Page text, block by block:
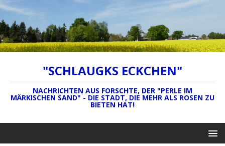
"SCHLAUGKS ECKCHEN"
NACHRICHTEN AUS FORSCHTE, DER "PERLE IM
MÄRKISCHEN SAND" - DIE STADT, DIE MEHR ALS ROSEN ZU
BIETEN HAT!